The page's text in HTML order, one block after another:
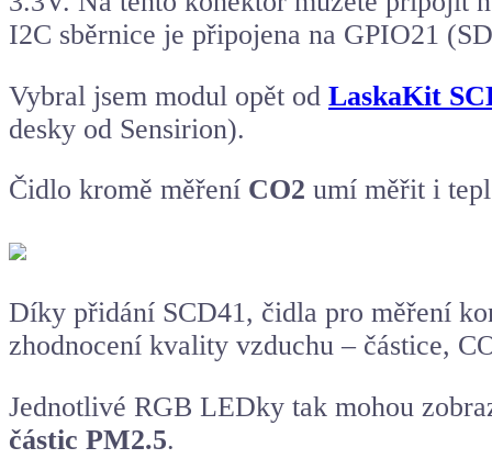
I2C sběrnice je připojena na GPIO21
Vybral jsem modul opět od LaskaKit
desky od Sensirion).
Čidlo kromě měření CO2 umí měřit i
Díky přidání SCD41, čidla pro měření
zhodnocení kvality vzduchu – částice,
Jednotlivé RGB LEDky tak mohou
částic PM2.5.